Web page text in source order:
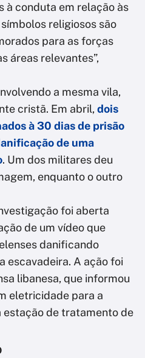
à conduta em relação às
religiosos são
para as forças
áreas relevantes”,
a mesma vila,
cristã. Em abril, dois
à 30 dias de prisão
de uma
. Um dos militares deu
enquanto o outro
foi aberta
de um vídeo que
danificando
escavadeira. A ação foi
libanesa, que informou
eletricidade para a
estação de tratamento de